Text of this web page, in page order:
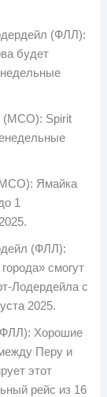
(ФЛЛ):
будет
(МСО): Spirit
Ямайка
1
(ФЛЛ):
смогут
Лодердейла с
2025.
Хорошие
Перу и
этот
рейс из 16